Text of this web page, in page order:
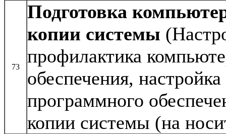
73
Подготовка
копии системы
профилактика
обеспечения,
программного
копии системы (на